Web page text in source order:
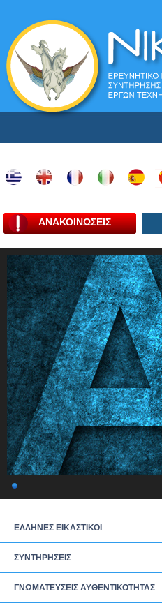
ΑΝΑΚΟΙΝΩΣΕΙΣ
ΕΛΛΗΝΕΣ ΕΙΚΑΣΤΙΚΟΙ
ΣΥΝΤΗΡΗΣΕΙΣ
ΓΝΩΜΑΤΕΥΣΕΙΣ ΑΥΘΕΝΤΙΚΟΤΗΤΑΣ